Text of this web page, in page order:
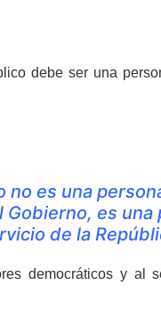
debe ser una
no es una
es una
de la
democráticos y al